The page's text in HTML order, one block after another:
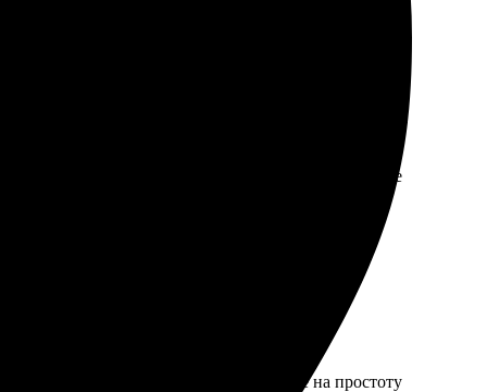
увидел итоговую стоимость. Оплатил, и в течение
на выбор. Обратила внимание на простоту